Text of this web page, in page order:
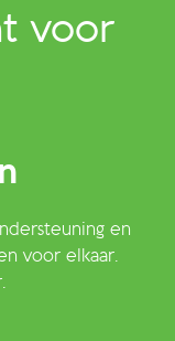
voor
en
voor elkaar.